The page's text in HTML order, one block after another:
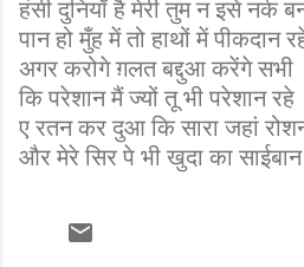
हंसी दुनियाँ है मेरी तुम न इसे नर्क
पान हो मुँह में तो हाथों में पीकदान
अगर करोगे ग़लत बद्दुआ करेंगे सभी
कि परेशान मैं ज्यों तू भी परेशान रहे
ए रतन कर दुआ कि सारा जहां
और मेरे सिर पे भी खुदा का